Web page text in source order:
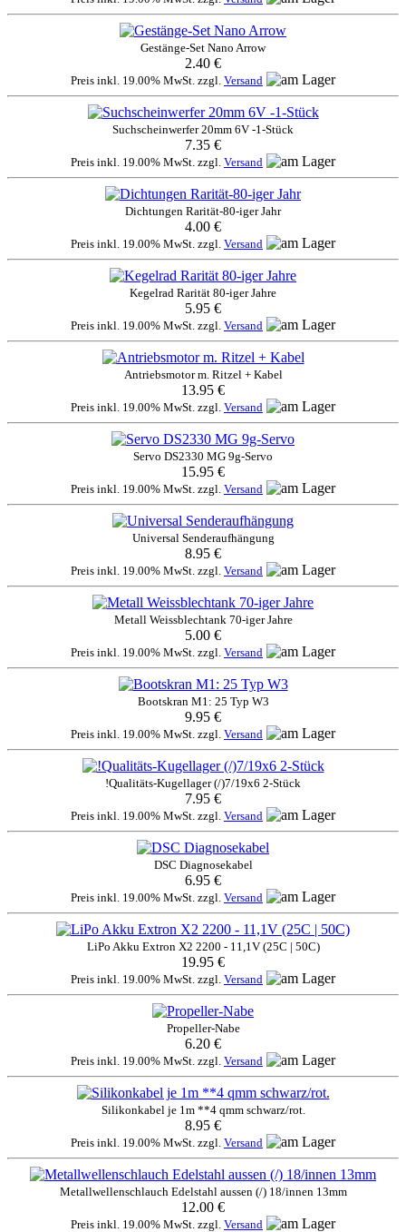
Gestänge-Set Nano Arrow
2.40 €
Preis inkl. 19.00% MwSt. zzgl. Versand
Suchscheinwerfer 20mm 6V -1-Stück
7.35 €
Preis inkl. 19.00% MwSt. zzgl. Versand
Dichtungen Rarität-80-iger Jahr
4.00 €
Preis inkl. 19.00% MwSt. zzgl. Versand
Kegelrad Rarität 80-iger Jahre
5.95 €
Preis inkl. 19.00% MwSt. zzgl. Versand
Antriebsmotor m. Ritzel + Kabel
13.95 €
Preis inkl. 19.00% MwSt. zzgl. Versand
Servo DS2330 MG 9g-Servo
15.95 €
Preis inkl. 19.00% MwSt. zzgl. Versand
Universal Senderaufhängung
8.95 €
Preis inkl. 19.00% MwSt. zzgl. Versand
Metall Weissblechtank 70-iger Jahre
5.00 €
Preis inkl. 19.00% MwSt. zzgl. Versand
Bootskran M1: 25 Typ W3
9.95 €
Preis inkl. 19.00% MwSt. zzgl. Versand
!Qualitäts-Kugellager (/)7/19x6 2-Stück
7.95 €
Preis inkl. 19.00% MwSt. zzgl. Versand
DSC Diagnosekabel
6.95 €
Preis inkl. 19.00% MwSt. zzgl. Versand
LiPo Akku Extron X2 2200 - 11,1V (25C | 50C)
19.95 €
Preis inkl. 19.00% MwSt. zzgl. Versand
Propeller-Nabe
6.20 €
Preis inkl. 19.00% MwSt. zzgl. Versand
Silikonkabel je 1m **4 qmm schwarz/rot.
8.95 €
Preis inkl. 19.00% MwSt. zzgl. Versand
Metallwellenschlauch Edelstahl aussen (/) 18/innen 13mm
12.00 €
Preis inkl. 19.00% MwSt. zzgl. Versand